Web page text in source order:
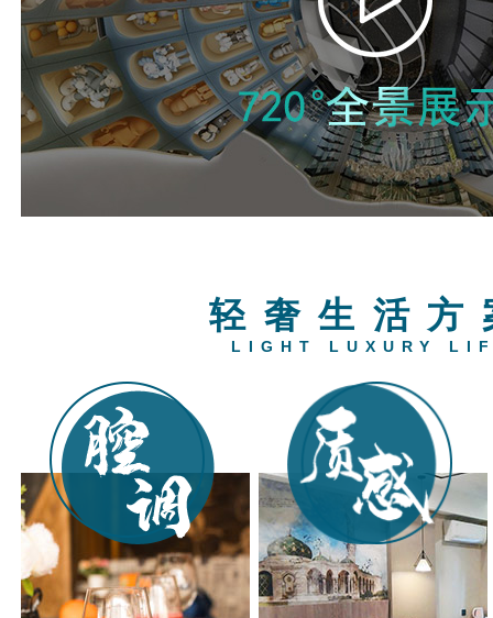
轻奢生活方
LIGHT LUXURY